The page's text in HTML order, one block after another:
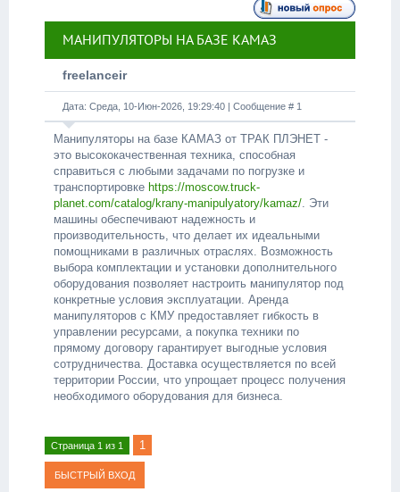
МАНИПУЛЯТОРЫ НА БАЗЕ КАМАЗ
freelanceir
Дата: Среда, 10-Июн-2026, 19:29:40 | Сообщение # 1
Манипуляторы на базе КАМАЗ от ТРАК ПЛЭНЕТ -
это высококачественная техника, способная
справиться с любыми задачами по погрузке и
транспортировке https://moscow.truck-
planet.com/catalog/krany-manipulyatory/kamaz/. Эти
машины обеспечивают надежность и
производительность, что делает их идеальными
помощниками в различных отраслях. Возможность
выбора комплектации и установки дополнительного
оборудования позволяет настроить манипулятор под
конкретные условия эксплуатации. Аренда
манипуляторов с КМУ предоставляет гибкость в
управлении ресурсами, а покупка техники по
прямому договору гарантирует выгодные условия
сотрудничества. Доставка осуществляется по всей
территории России, что упрощает процесс получения
необходимого оборудования для бизнеса.
Страница 1 из 1 1